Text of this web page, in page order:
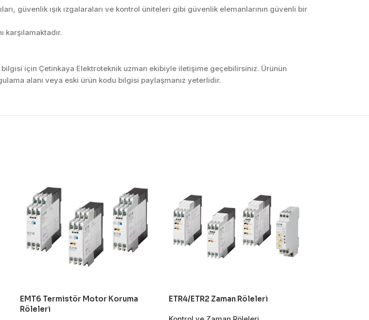
güvenlik ışık ızgalaraları ve kontrol üniteleri gibi güvenlik elemanlarının güvenli bir
karşılamaktadır.
için Çetinkaya Elektroteknik uzman ekibiyle iletişime geçebilirsiniz. Ürünün
alanı veya eski ürün kodu bilgisi paylaşmanız yeterlidir.
EMT6 Termistör Motor Koruma
Röleleri
ETR4/ETR2 Zaman Röleleri